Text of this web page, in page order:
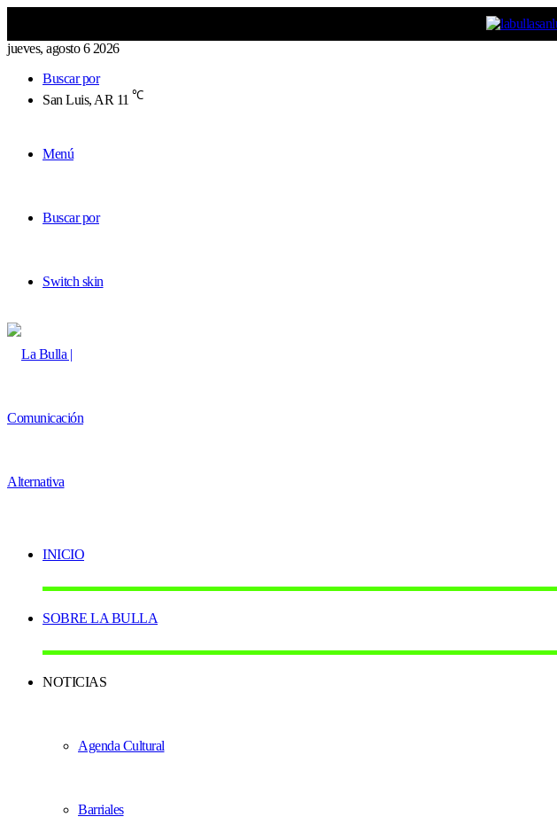
jueves, agosto 6 2026
Buscar por
San Luis, AR 11 ℃
Menú
Buscar por
Switch skin
INICIO
SOBRE LA BULLA
NOTICIAS
Agenda Cultural
Barriales